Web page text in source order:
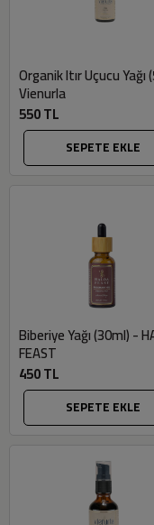
Organik Itır Uçucu Yağı
Vienurla
550 TL
SEPETE EKLE
Biberiye Yağı (30ml) -
FEAST
450 TL
SEPETE EKLE